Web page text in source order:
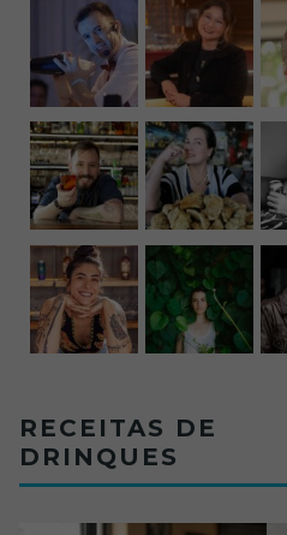
RECEITAS DE
DRINQUES